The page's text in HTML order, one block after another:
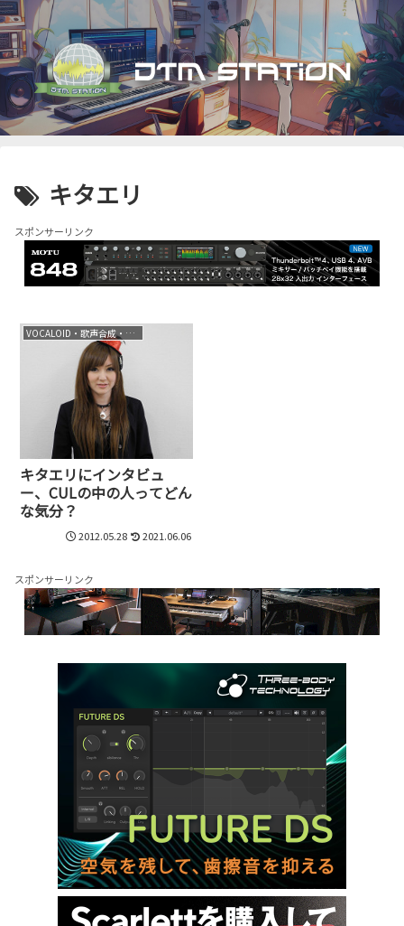
キタエリ
スポンサーリンク
VOCALOID・歌声合成・音声合成
キタエリにインタビュ
ー、CULの中の人ってどん
な気分？
2012.05.28 2021.06.06
スポンサーリンク